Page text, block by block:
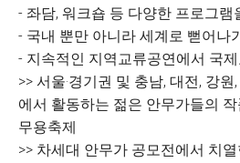
- 좌담, 워크숍 등 다양한 프로그램
- 국내 뿐만 아니라 세계로 뻗어나
- 지속적인 지역교류공연에서 국
>> 서울·경기권 및 충남, 대전, 강
에서 활동하는 젊은 안무가들의
무용축제
>> 차세대 안무가 공모전에서 치